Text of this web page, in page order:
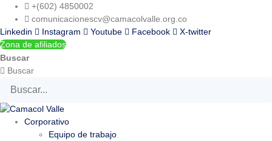
contenido
+(602) 4850002
comunicacionescv@camacolvalle.org.co
Linkedin
Instagram Youtube Facebook
X-twitter
Zona de afiliados
Buscar
Buscar
Corporativo
Equipo de trabajo